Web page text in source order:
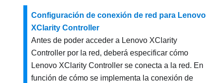
Configuración de conexión de red para Lenovo
XClarity Controller
Antes de poder acceder a Lenovo XClarity
Controller por la red, deberá especificar cómo
Lenovo XClarity Controller se conecta a la red. En
función de cómo se implementa la conexión de